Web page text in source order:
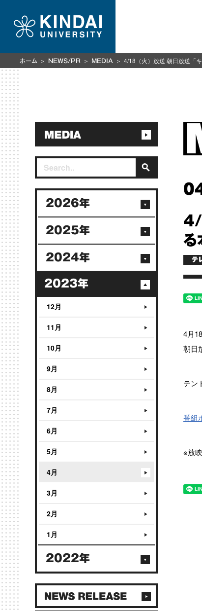
ホーム NEWS/PR MEDIA 4/18（火）放送 朝日放送「
4/
る
テ
4月
朝日
テン
番組
※放
2026年
2025年
2024年
2023年
12月
11月
10月
9月
8月
7月
6月
5月
4月
3月
2月
1月
2022年